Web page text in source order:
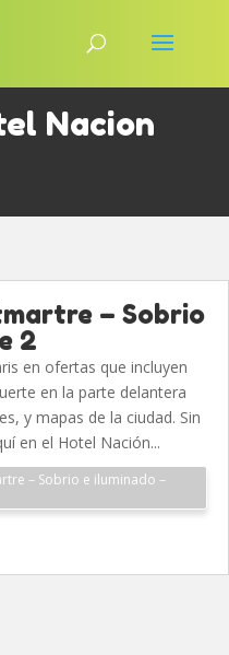
Nacion
– Sobrio
2
en ofertas que incluyen
en la parte delantera
y mapas de la ciudad. Sin
en el Hotel Nación...
– Sobrio e iluminado –